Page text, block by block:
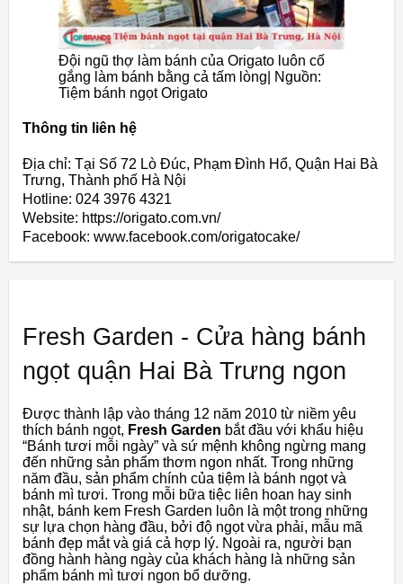
Đội ngũ thợ làm bánh của Origato luôn cố
gắng làm bánh bằng cả tấm lòng| Nguồn:
Tiệm bánh ngọt Origato
Thông tin liên hệ
Địa chỉ: Tại Số 72 Lò Đúc, Phạm Đình Hổ, Quận Hai Bà
Trưng, Thành phố Hà Nội
Hotline: 024 3976 4321
Website: https://origato.com.vn/
Facebook: www.facebook.com/origatocake/
Fresh Garden - Cửa hàng bánh
ngọt quận Hai Bà Trưng ngon
Được thành lập vào tháng 12 năm 2010 từ niềm yêu
thích bánh ngọt, Fresh Garden bắt đầu với khẩu hiệu
“Bánh tươi mỗi ngày” và sứ mệnh không ngừng mang
đến những sản phẩm thơm ngon nhất. Trong những
năm đầu, sản phẩm chính của tiệm là bánh ngọt và
bánh mì tươi. Trong mỗi bữa tiệc liên hoan hay sinh
nhật, bánh kem Fresh Garden luôn là một trong những
sự lựa chọn hàng đầu, bởi độ ngọt vừa phải, mẫu mã
bánh đẹp mắt và giá cả hợp lý. Ngoài ra, người bạn
đồng hành hàng ngày của khách hàng là những sản
phẩm bánh mì tươi ngon bổ dưỡng.